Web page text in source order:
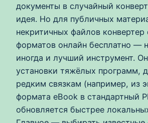
документы в случайный
идея. Но для публичных
некритичных файлов конвертер
форматов онлайн бесплатно —
иногда и лучший инструмент.
установки тяжёлых программ,
редким связкам (например, из
формата eBook в стандартный
обновляется быстрее